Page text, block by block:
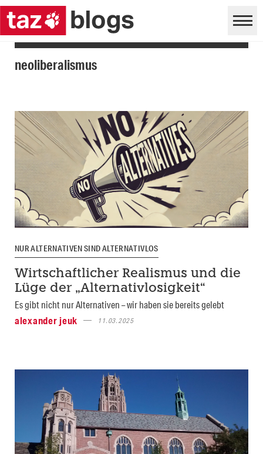
neoliberalismus
NUR ALTERNATIVEN SIND ALTERNATIVLOS
Wirtschaftlicher Realismus und die
Lüge der „Alternativlosigkeit“
Es gibt nicht nur Alternativen – wir haben sie bereits gelebt
alexander jeuk
11.03.2025